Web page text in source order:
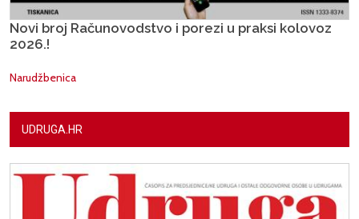
Novi broj Računovodstvo i porezi u praksi kolovoz
2026.!
Narudžbenica
UDRUGA.HR